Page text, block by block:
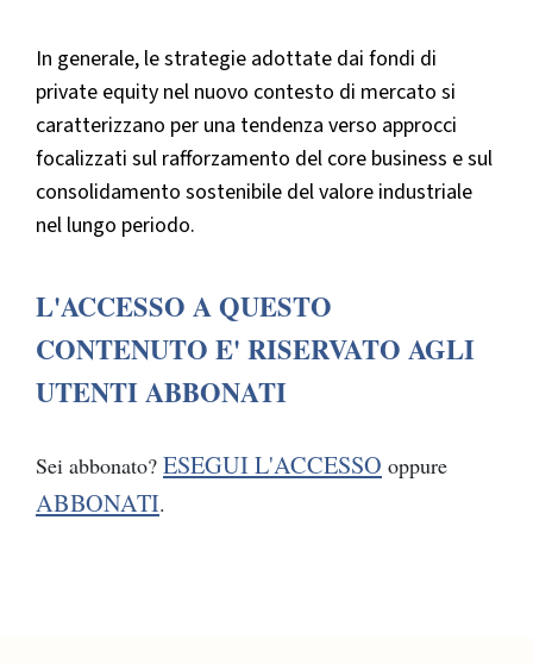
In generale, le strategie adottate dai fondi di
private equity nel nuovo contesto di mercato si
caratterizzano per una tendenza verso approcci
focalizzati sul rafforzamento del core business e sul
consolidamento sostenibile del valore industriale
nel lungo periodo.
L'ACCESSO A QUESTO
CONTENUTO E' RISERVATO AGLI
UTENTI ABBONATI
Sei abbonato? ESEGUI L'ACCESSO oppure
ABBONATI.